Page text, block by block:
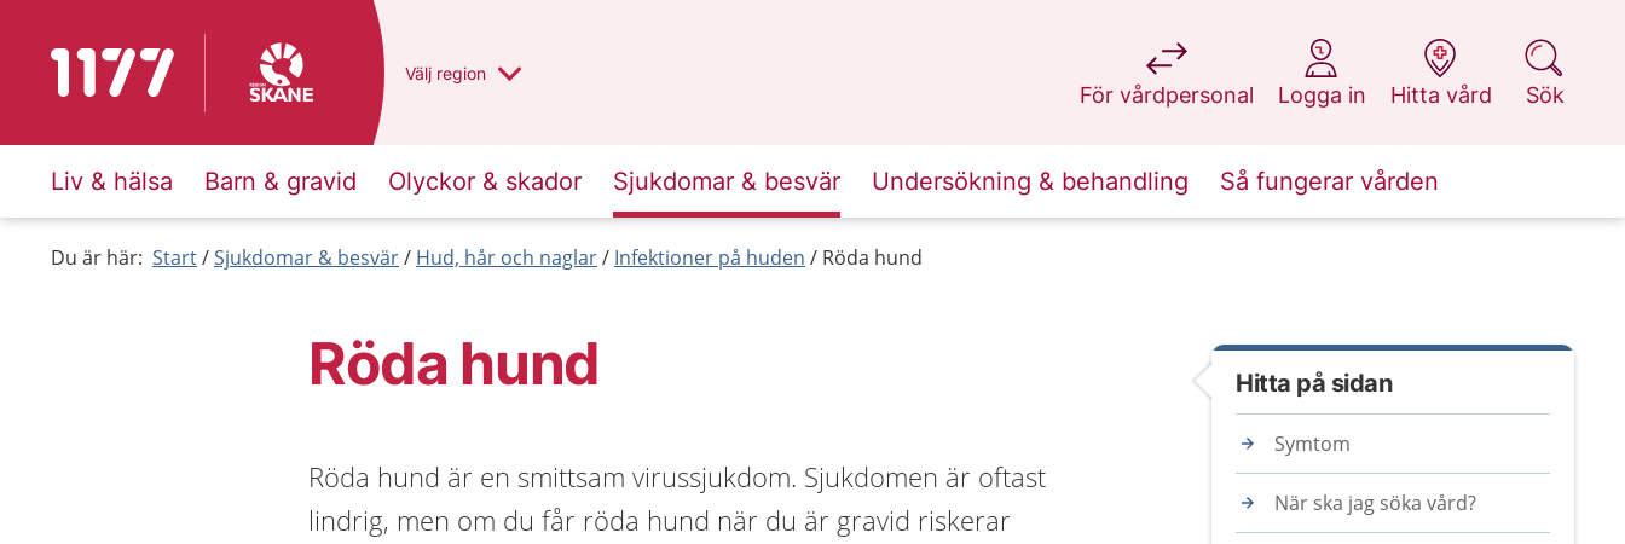
Till startsidan för 1177 Du har valt region
Välj en annan
region
För vårdpersonal
på 1177.se
Logga in
på 1177.se
Hitta vård
på 1177.se
Sök
på 1177.se
Liv & hälsa Barn & gravid Olyckor & skador Sjukdomar & besvär Undersökning & behandling Så fungerar vården
Du är här: Start Sjukdomar & besvär Hud, hår och naglar Infektioner på huden Röda hund
Röda hund
Röda hund är en smittsam virussjukdom. Sjukdomen är oftast
lindrig, men om du får röda hund när du är gravid riskerar
Hitta på sidan
Symtom
När ska jag söka vård?